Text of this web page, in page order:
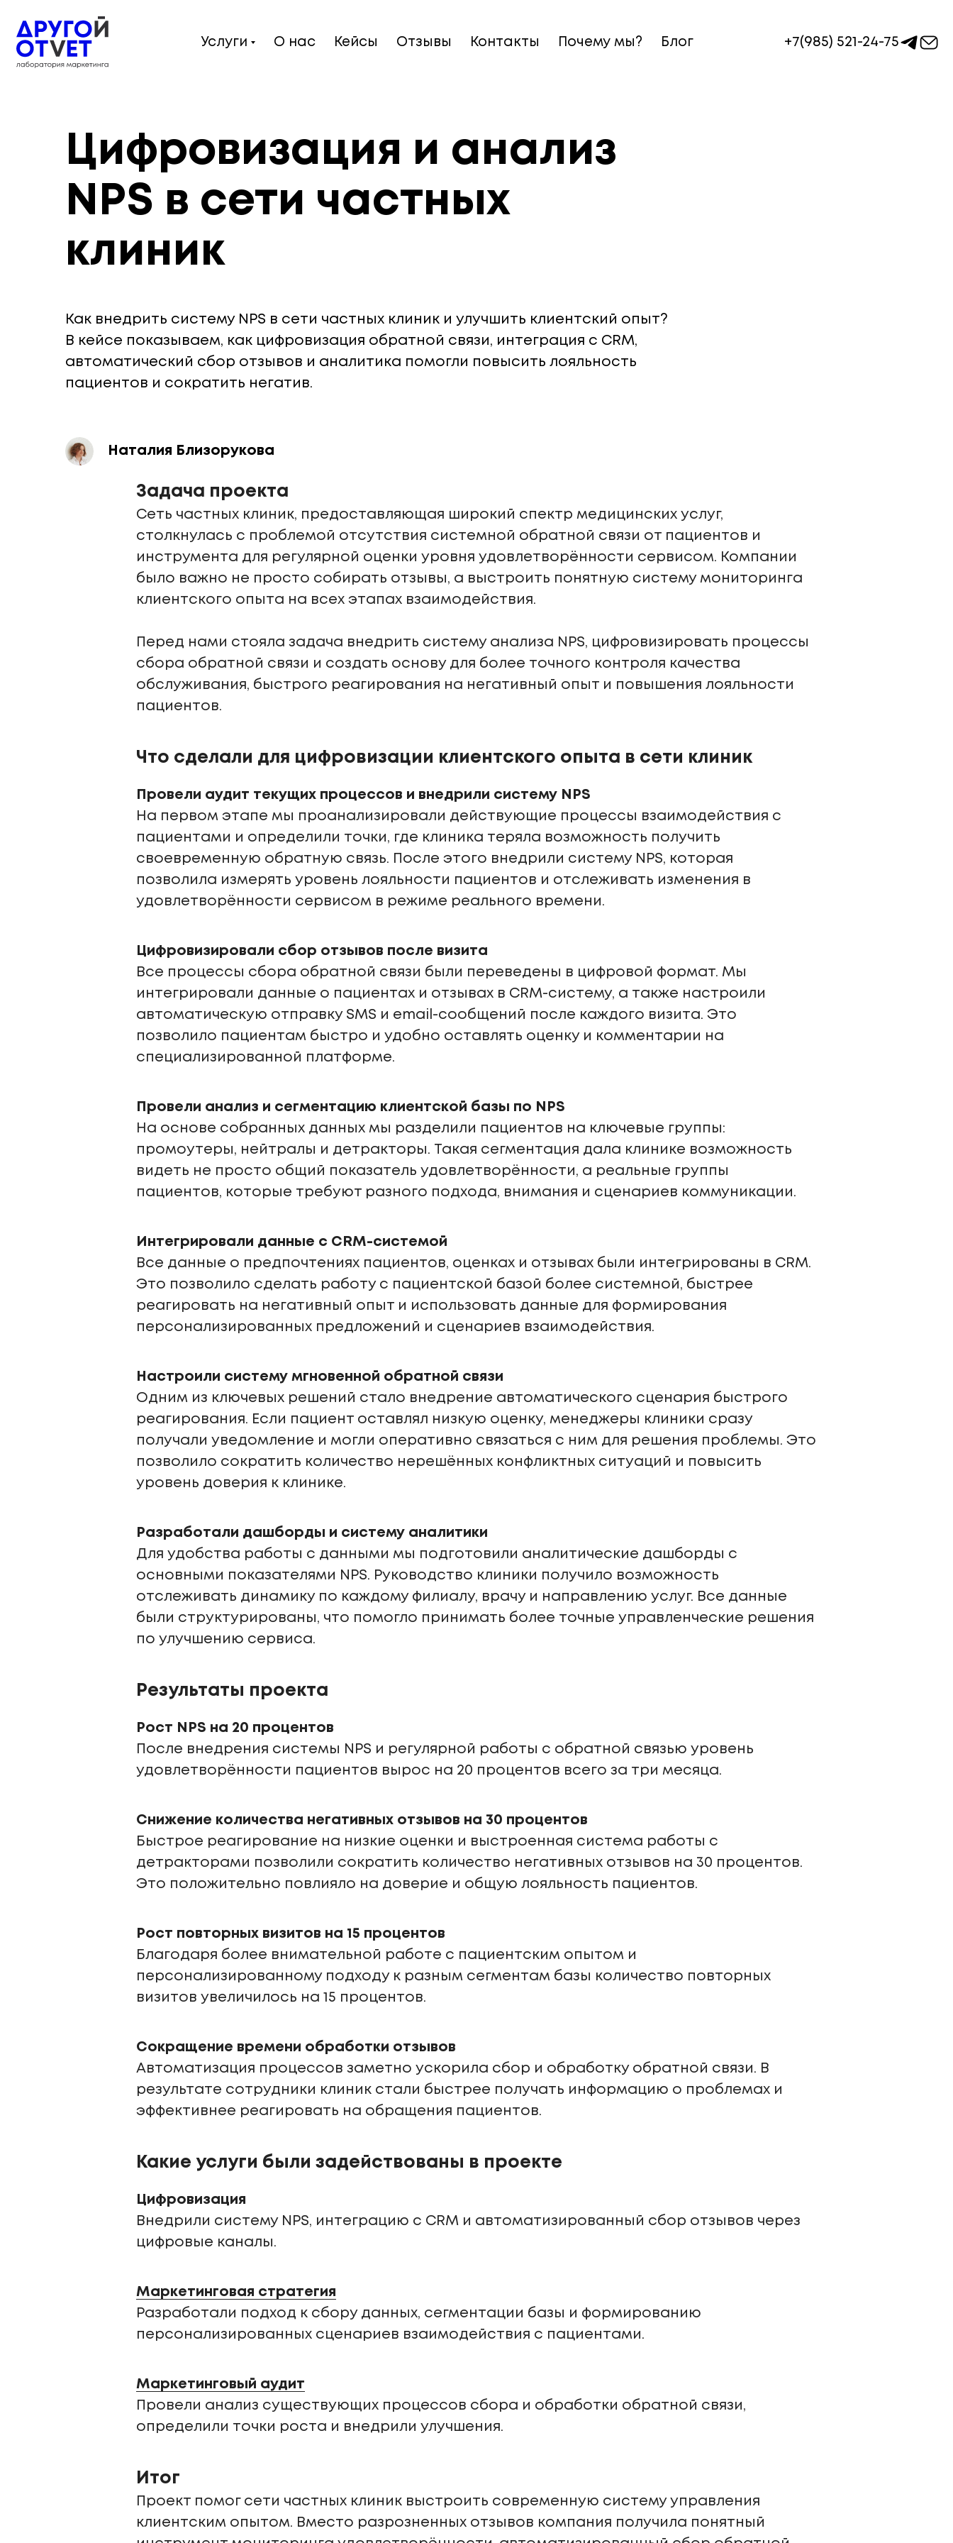
Услуги О нас Кейсы Отзывы Контакты Почему мы? Блог +7(985) 521-24-75
Цифровизация и анализ
NPS в сети частных
клиник
Как внедрить систему NPS в сети частных клиник и улучшить клиентский опыт?
В кейсе показываем, как цифровизация обратной связи, интеграция с CRM,
автоматический сбор отзывов и аналитика помогли повысить лояльность
пациентов и сократить негатив.
Наталия Близорукова
Задача проекта
Сеть частных клиник, предоставляющая широкий спектр медицинских услуг,
столкнулась с проблемой отсутствия системной обратной связи от пациентов и
инструмента для регулярной оценки уровня удовлетворённости сервисом. Компании
было важно не просто собирать отзывы, а выстроить понятную систему мониторинга
клиентского опыта на всех этапах взаимодействия.
Перед нами стояла задача внедрить систему анализа NPS, цифровизировать процессы
сбора обратной связи и создать основу для более точного контроля качества
обслуживания, быстрого реагирования на негативный опыт и повышения лояльности
пациентов.
Что сделали для цифровизации клиентского опыта в сети клиник
Провели аудит текущих процессов и внедрили систему NPS
На первом этапе мы проанализировали действующие процессы взаимодействия с
пациентами и определили точки, где клиника теряла возможность получить
своевременную обратную связь. После этого внедрили систему NPS, которая
позволила измерять уровень лояльности пациентов и отслеживать изменения в
удовлетворённости сервисом в режиме реального времени.
Цифровизировали сбор отзывов после визита
Все процессы сбора обратной связи были переведены в цифровой формат. Мы
интегрировали данные о пациентах и отзывах в CRM-систему, а также настроили
автоматическую отправку SMS и email-сообщений после каждого визита. Это
позволило пациентам быстро и удобно оставлять оценку и комментарии на
специализированной платформе.
Провели анализ и сегментацию клиентской базы по NPS
На основе собранных данных мы разделили пациентов на ключевые группы:
промоутеры, нейтралы и детракторы. Такая сегментация дала клинике возможность
видеть не просто общий показатель удовлетворённости, а реальные группы
пациентов, которые требуют разного подхода, внимания и сценариев коммуникации.
Интегрировали данные с CRM-системой
Все данные о предпочтениях пациентов, оценках и отзывах были интегрированы в CRM.
Это позволило сделать работу с пациентской базой более системной, быстрее
реагировать на негативный опыт и использовать данные для формирования
персонализированных предложений и сценариев взаимодействия.
Настроили систему мгновенной обратной связи
Одним из ключевых решений стало внедрение автоматического сценария быстрого
реагирования. Если пациент оставлял низкую оценку, менеджеры клиники сразу
получали уведомление и могли оперативно связаться с ним для решения проблемы. Это
позволило сократить количество нерешённых конфликтных ситуаций и повысить
уровень доверия к клинике.
Разработали дашборды и систему аналитики
Для удобства работы с данными мы подготовили аналитические дашборды с
основными показателями NPS. Руководство клиники получило возможность
отслеживать динамику по каждому филиалу, врачу и направлению услуг. Все данные
были структурированы, что помогло принимать более точные управленческие решения
по улучшению сервиса.
Результаты проекта
Рост NPS на 20 процентов
После внедрения системы NPS и регулярной работы с обратной связью уровень
удовлетворённости пациентов вырос на 20 процентов всего за три месяца.
Снижение количества негативных отзывов на 30 процентов
Быстрое реагирование на низкие оценки и выстроенная система работы с
детракторами позволили сократить количество негативных отзывов на 30 процентов.
Это положительно повлияло на доверие и общую лояльность пациентов.
Рост повторных визитов на 15 процентов
Благодаря более внимательной работе с пациентским опытом и
персонализированному подходу к разным сегментам базы количество повторных
визитов увеличилось на 15 процентов.
Сокращение времени обработки отзывов
Автоматизация процессов заметно ускорила сбор и обработку обратной связи. В
результате сотрудники клиник стали быстрее получать информацию о проблемах и
эффективнее реагировать на обращения пациентов.
Какие услуги были задействованы в проекте
Цифровизация
Внедрили систему NPS, интеграцию с CRM и автоматизированный сбор отзывов через
цифровые каналы.
Маркетинговая стратегия
Разработали подход к сбору данных, сегментации базы и формированию
персонализированных сценариев взаимодействия с пациентами.
Маркетинговый аудит
Провели анализ существующих процессов сбора и обработки обратной связи,
определили точки роста и внедрили улучшения.
Итог
Проект помог сети частных клиник выстроить современную систему управления
клиентским опытом. Вместо разрозненных отзывов компания получила понятный